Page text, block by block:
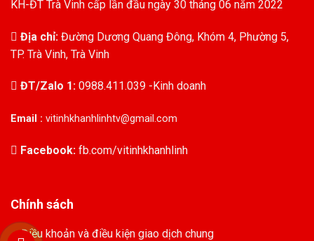
KH-ĐT Trà Vinh cấp lần đầu ngày 30 tháng 06 năm 2022
Địa chỉ: Đường Dương Quang Đông, Khóm 4, Phường 5,
TP. Trà Vinh, Trà Vinh
ĐT/Zalo 1: 0988.411.039 -Kinh doanh
Email : vitinhkhanhlinhtv@gmail.com
Facebook: fb.com/vitinhkhanhlinh
Chính sách
Điều khoản và điều kiện giao dịch chung